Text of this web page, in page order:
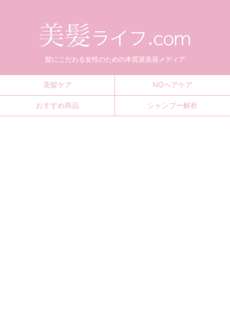
髪にこだわる女性のための本質派美容メディア
美髪ケア NGヘアケア
おすすめ商品 シャンプー解析